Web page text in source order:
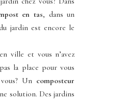
en tas, dans un
jardin est encore le
ville et vous n’avez
la place pour vous
Un composteur
solution. Des jardins